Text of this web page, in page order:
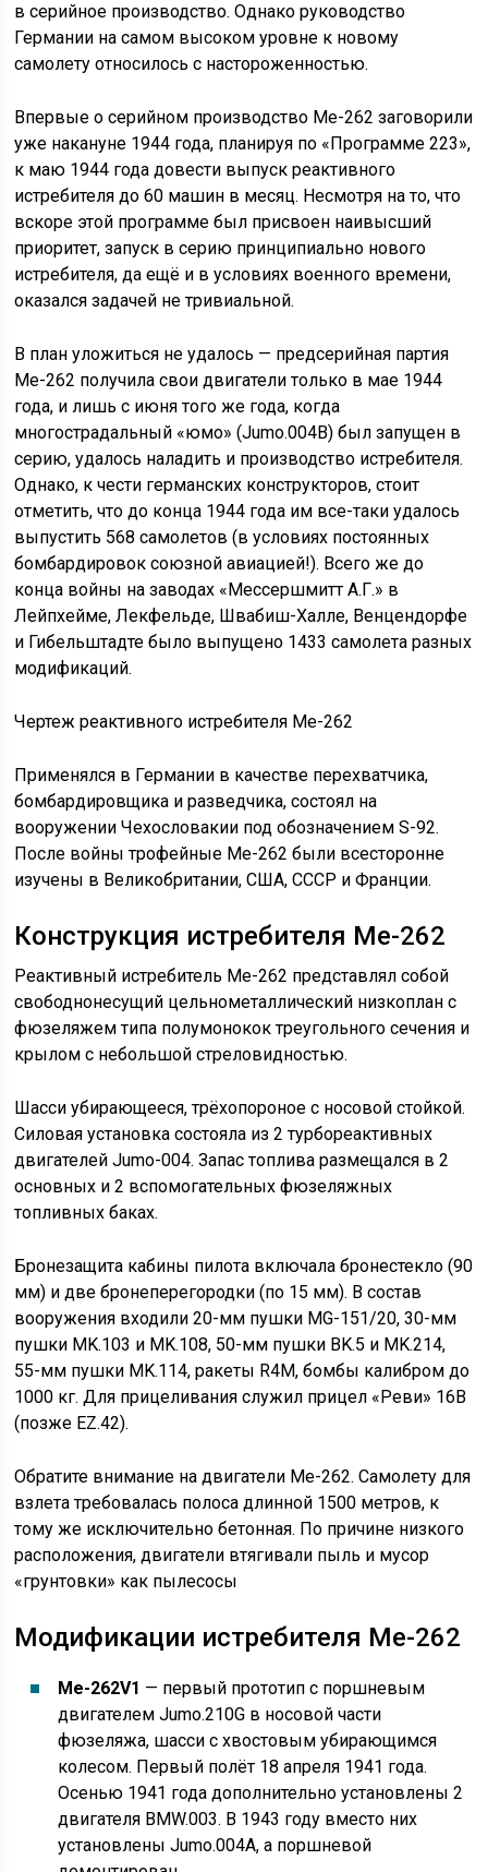
в серийное производство. Однако руководство
Германии на самом высоком уровне к новому
самолету относилось с настороженностью.
Впервые о серийном производство Me-262 заговорили
уже накануне 1944 года, планируя по «Программе 223»,
к маю 1944 года довести выпуск реактивного
истребителя до 60 машин в месяц. Несмотря на то, что
вскоре этой программе был присвоен наивысший
приоритет, запуск в серию принципиально нового
истребителя, да ещё и в условиях военного времени,
оказался задачей не тривиальной.
В план уложиться не удалось — предсерийная партия
Me-262 получила свои двигатели только в мае 1944
года, и лишь с июня того же года, когда
многострадальный «юмо» (Jumo.004B) был запущен в
серию, удалось наладить и производство истребителя.
Однако, к чести германских конструкторов, стоит
отметить, что до конца 1944 года им все-таки удалось
выпустить 568 самолетов (в условиях постоянных
бомбардировок союзной авиацией!). Всего же до
конца войны на заводах «Мессершмитт А.Г.» в
Лейпхейме, Лекфельде, Швабиш-Халле, Венцендорфе
и Гибельштадте было выпущено 1433 самолета разных
модификаций.
Чертеж реактивного истребителя Me-262
Применялся в Германии в качестве перехватчика,
бомбардировщика и разведчика, состоял на
вооружении Чехословакии под обозначением S-92.
После войны трофейные Me-262 были всесторонне
изучены в Великобритании, США, СССР и Франции.
Конструкция истребителя Me-262
Реактивный истребитель Me-262 представлял собой
свободнонесущий цельнометаллический низкоплан с
фюзеляжем типа полумонокок треугольного сечения и
крылом с небольшой стреловидностью.
Шасси убирающееся, трёхопороное с носовой стойкой.
Силовая установка состояла из 2 турбореактивных
двигателей Jumo-004. Запас топлива размещался в 2
основных и 2 вспомогательных фюзеляжных
топливных баках.
Бронезащита кабины пилота включала бронестекло (90
мм) и две бронеперегородки (по 15 мм). В состав
вооружения входили 20-мм пушки MG-151/20, 30-мм
пушки MK.103 и MK.108, 50-мм пушки BK.5 и MK.214,
55-мм пушки MK.114, ракеты R4M, бомбы калибром до
1000 кг. Для прицеливания служил прицел «Реви» 16B
(позже EZ.42).
Обратите внимание на двигатели Me-262. Самолету для
взлета требовалась полоса длинной 1500 метров, к
тому же исключительно бетонная. По причине низкого
расположения, двигатели втягивали пыль и мусор
«грунтовки» как пылесосы
Модификации истребителя Me-262
Me-262V1 — первый прототип с поршневым
двигателем Jumo.210G в носовой части
фюзеляжа, шасси с хвостовым убирающимся
колесом. Первый полёт 18 апреля 1941 года.
Осенью 1941 года дополнительно установлены 2
двигателя BMW.003. В 1943 году вместо них
установлены Jumo.004A, а поршневой